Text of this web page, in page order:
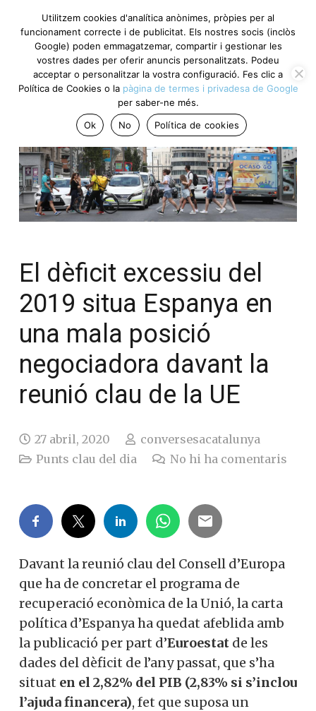
El dèficit excessiu del
2019 situa Espanya en
una mala posició
negociadora davant la
reunió clau de la UE
27 abril, 2020
conversesacatalunya
Punts clau del dia
No hi ha comentaris
Davant la reunió clau del Consell d’Europa
que ha de concretar el programa de
recuperació econòmica de la Unió, la carta
política d’Espanya ha quedat afeblida amb
la publicació per part d’Euroestat de les
dades del dèficit de l’any passat, que s’ha
situat en el 2,82% del PIB (2,83% si s’inclou
l’ajuda financera), fet que suposa un
Utilitzem cookies d'analítica anònimes, pròpies per al
funcionament correcte i de publicitat. Els nostres socis (inclòs
Google) poden emmagatzemar, compartir i gestionar les
vostres dades per oferir anuncis personalitzats. Podeu
acceptar o personalitzar la vostra configuració. Fes clic a
Política de Cookies o la pàgina de termes i privadesa de Google
per saber-ne més.
Ok
No Política de cookies